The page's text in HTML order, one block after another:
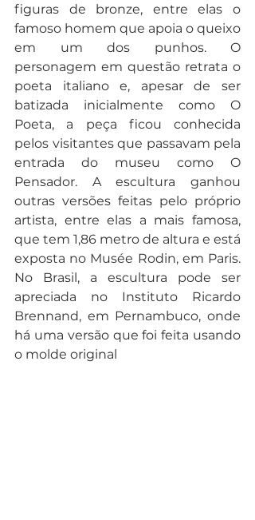
figuras de bronze, entre elas o
famoso homem que apoia o queixo
em um dos punhos. O
personagem em questão retrata o
poeta italiano e, apesar de ser
batizada inicialmente como O
Poeta, a peça ficou conhecida
pelos visitantes que passavam pela
entrada do museu como O
Pensador. A escultura ganhou
outras versões feitas pelo próprio
artista, entre elas a mais famosa,
que tem 1,86 metro de altura e está
exposta no Musée Rodin, em Paris.
No Brasil, a escultura pode ser
apreciada no Instituto Ricardo
Brennand, em Pernambuco, onde
há uma versão que foi feita usando
o molde original